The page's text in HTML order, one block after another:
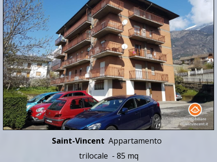
Saint-Vincent Appartamento
trilocale - 85 mq